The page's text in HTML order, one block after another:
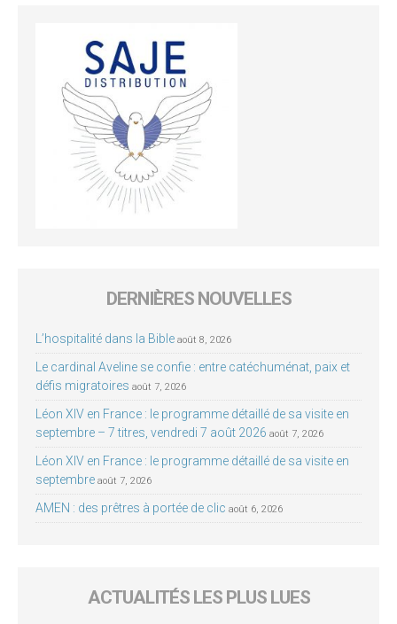
DERNIÈRES NOUVELLES
L’hospitalité dans la Bible août 8, 2026
Le cardinal Aveline se confie : entre catéchuménat, paix et
défis migratoires août 7, 2026
Léon XIV en France : le programme détaillé de sa visite en
septembre – 7 titres, vendredi 7 août 2026 août 7, 2026
Léon XIV en France : le programme détaillé de sa visite en
septembre août 7, 2026
AMEN : des prêtres à portée de clic août 6, 2026
ACTUALITÉS LES PLUS LUES